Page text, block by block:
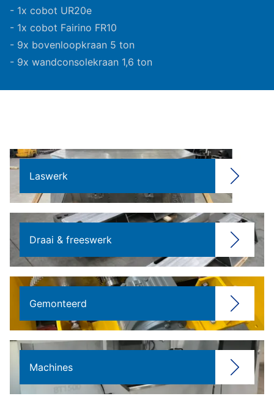
- 1x cobot UR20e
- 1x cobot Fairino FR10
- 9x bovenloopkraan 5 ton
- 9x wandconsolekraan 1,6 ton
Laswerk
Draai & freeswerk
Gemonteerd
Machines